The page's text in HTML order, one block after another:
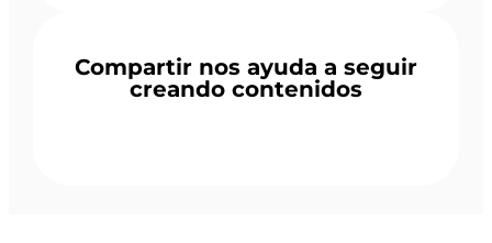
Compartir nos ayuda a seguir
creando contenidos